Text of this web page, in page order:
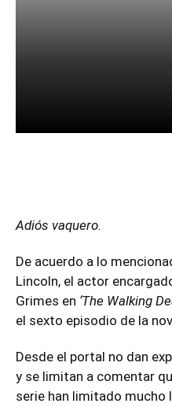
Adiós vaquero.
De acuerdo a lo
Lincoln, el actor
Grimes en ‘The Walking
el sexto episodio de la
Desde el portal no dan
y se limitan a comentar
serie han limitado mucho